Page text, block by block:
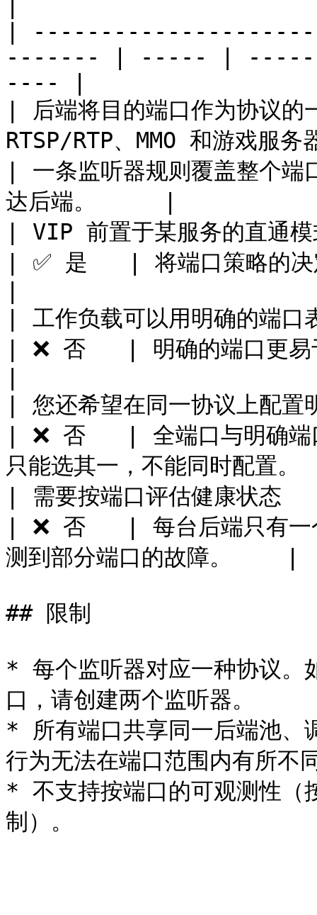
|
------- | ----- |
---- |
| 后端将目的端口作为协议
RTSP/RTP、MMO 和游戏服
| 一条监听器规则覆盖整个端
达后端。     |
| VIP 前置于某服务的直通
| ✅ 是   | 将端口策略的决
| 工作负载可以用明确的端口
| ❌ 否   | 明确的端口更易
| 您还希望在同一协议上配置
| ❌ 否   | 全端口与明确端
只能选其一，不能同时配置
| 需要按端口评估健康状态
| ❌ 否   | 每台后端只有一
测到部分端口的故障。    |
## 限制
* 每个监听器对应一种协议
口，请创建两个监听器。
* 所有端口共享同一后端池、
行为无法在端口范围内有所不
* 不支持按端口的可观测性（